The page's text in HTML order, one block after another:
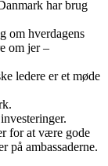
har brug
om hverdagens
om jer –
ledere er et møde
for at være gode
på ambassaderne.